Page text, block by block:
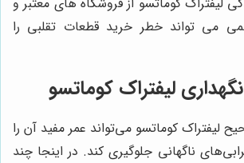
می ‌تواند خطر خرید قطعات تقلبی را
لیفتراک کوماتسو
لیفتراک کوماتسو می‌تواند عمر مفید آن را
ناگهانی جلوگیری کند. در اینجا چند